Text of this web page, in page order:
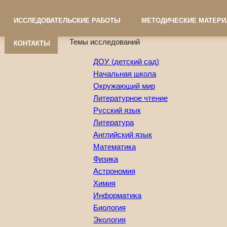
ИССЛЕДОВАТЕЛЬСКИЕ РАБОТЫ МЕТОДИЧЕСКИЕ
КОНТАКТЫ Темы исследований
ДОУ (детский сад)
Начальная школа
Окружающий мир
Литературное чтение
Русский язык
Литература
Английский язык
Математика
Физика
Астрономия
Химия
Информатика
Биология
Экология